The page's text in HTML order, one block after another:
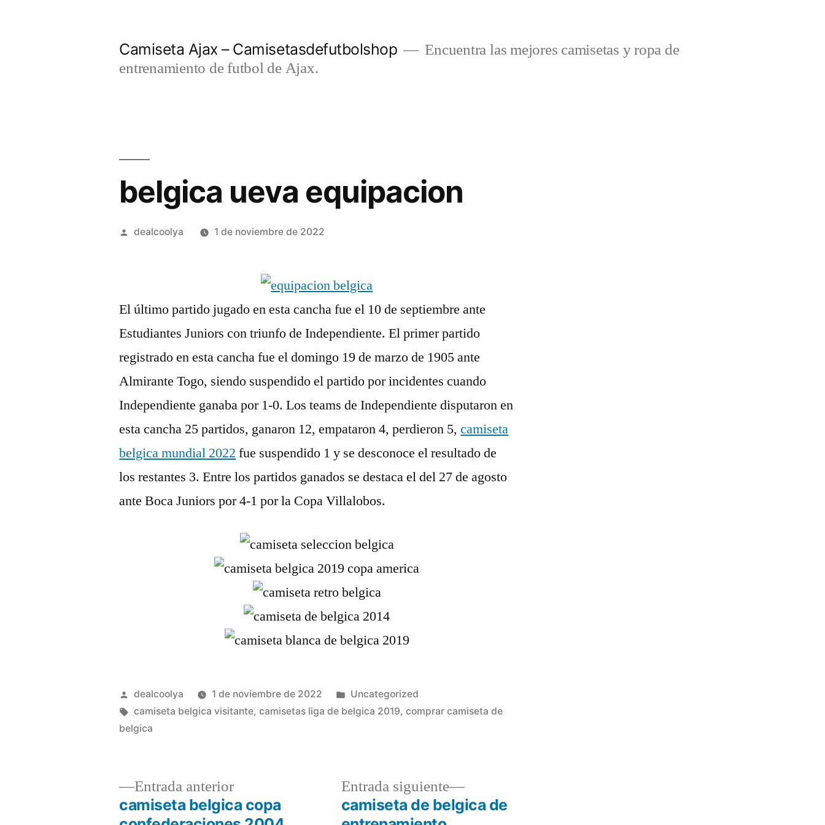
Camiseta Ajax – Camisetasdefutbolshop
Encuentra las mejores camisetas y ropa de
entrenamiento de futbol de Ajax.
belgica ueva equipacion
Publicado
dealcoolya 1 de noviembre de 2022
El último partido jugado en esta cancha fue el 10 de septiembre ante
Estudiantes Juniors con triunfo de Independiente. El primer partido
registrado en esta cancha fue el domingo 19 de marzo de 1905 ante
Almirante Togo, siendo suspendido el partido por incidentes cuando
Independiente ganaba por 1-0. Los teams de Independiente disputaron en
esta cancha 25 partidos, ganaron 12, empataron 4, perdieron 5,camiseta
belgica mundial 2022 fue suspendido 1 y se desconoce el resultado de
los restantes 3. Entre los partidos ganados se destaca el del 27 de agosto
ante Boca Juniors por 4-1 por la Copa Villalobos.
Publicado
por
dealcoolya 1 de noviembre de 2022
Publicado
en
Uncategorized
Etiquetas:
camiseta belgica visitante,camisetas liga de belgica 2019,comprar camiseta de
belgica
Entrada anteriorEntrada
anterior:
camiseta belgica copa
Entrada siguiente
Entrada
siguiente:
camiseta de belgica de